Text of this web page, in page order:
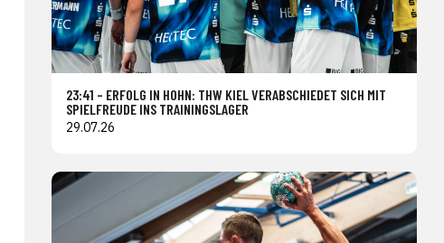
23:41 – ERFOLG IN HOHN: THW KIEL VERABSCHIEDET SICH MIT
SPIELFREUDE INS TRAININGSLAGER
29.07.26